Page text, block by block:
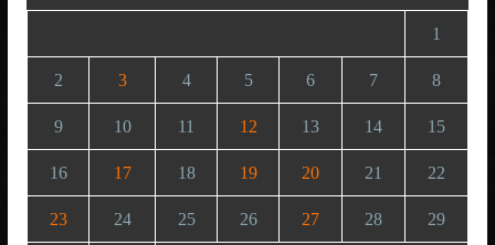
1
2 3 4 5 6 7 8
9 10 11 12 13 14 15
16 17 18 19 20 21 22
23 24 25 26 27 28 29